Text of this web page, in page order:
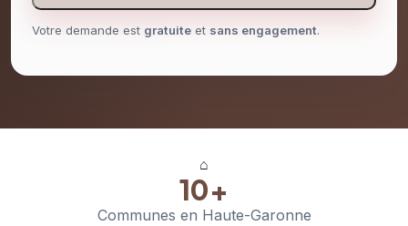
Votre demande est gratuite et sans engagement.
⌂
10+
Communes en Haute-Garonne